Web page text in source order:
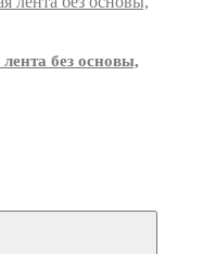
без основы,